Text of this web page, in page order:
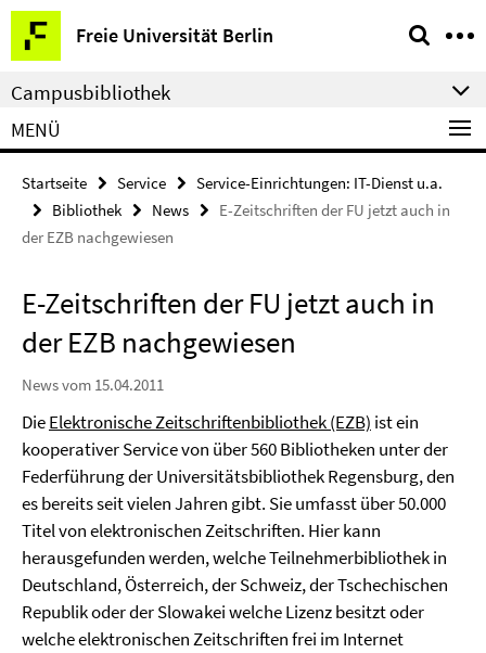
Springe
direkt
zu
Inhalt
Freie Universität Berlin
Service-
Navigation
Campusbibliothek
MENÜ
Startseite Service
Service-Einrichtungen: IT-Dienst u.a.
Bibliothek
News
E-Zeitschriften der FU jetzt auch in
der EZB nachgewiesen
E-Zeitschriften der FU jetzt auch in
der EZB nachgewiesen
News vom 15.04.2011
DieElektronische Zeitschriftenbibliothek (EZB) ist ein
kooperativer Service von über 560 Bibliotheken unter der
Federführung der Universitätsbibliothek Regensburg, den
es bereits seit vielen Jahren gibt. Sie umfasst über 50.000
Titel von elektronischen Zeitschriften. Hier kann
herausgefunden werden, welche Teilnehmerbibliothek in
Deutschland, Österreich, der Schweiz, der Tschechischen
Republik oder der Slowakei welche Lizenz besitzt oder
welche elektronischen Zeitschriften frei im Internet